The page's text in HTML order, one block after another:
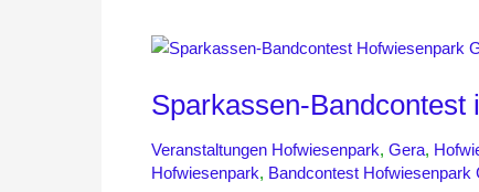
Sparkassen-
Veranstaltungen Hofwiesenpark, Gera,
Hofwiesenpark, Bandcontest Hofwiesenpark
Sparkassen-
im
Hofwiesenpark
Gera
2025